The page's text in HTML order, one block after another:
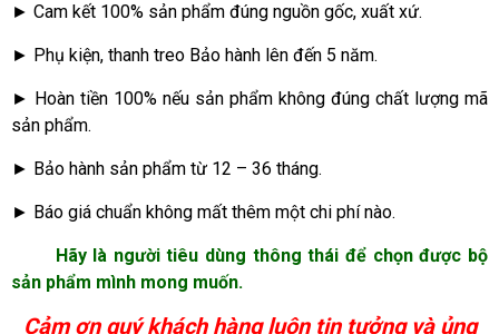
► Cam kết 100% sản phẩm đúng nguồn gốc, xuất xứ.
► Phụ kiện, thanh treo Bảo hành lên đến 5 năm.
► Hoàn tiền 100% nếu sản phẩm không đúng chất lượng mã
sản phẩm.
► Bảo hành sản phẩm từ 12 – 36 tháng.
► Báo giá chuẩn không mất thêm một chi phí nào.
Hãy là người tiêu dùng thông thái để chọn được bộ
sản phẩm mình mong muốn.
Cảm ơn quý khách hàng luôn tin tưởng và ủng